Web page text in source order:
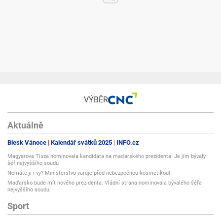
VÝBĚR
Aktuálně
Blesk Vánoce Kalendář svátků 2025 INFO.cz
Magyarova Tisza nominovala kandidáta na maďarského prezidenta. Je jím bývalý
šéf nejvyššího soudu
Nemáte ji i vy? Ministerstvo varuje před nebezpečnou kosmetikou!
Maďarsko bude mít nového prezidenta: Vládní strana nominovala bývalého šéfa
nejvyššího soudu
Sport